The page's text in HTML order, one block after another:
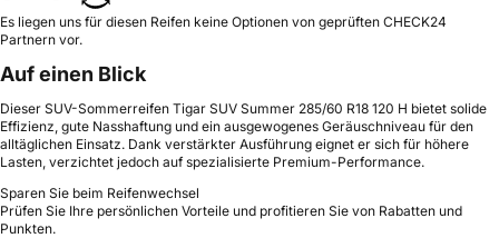
Es liegen uns für diesen Reifen keine Optionen von geprüften CHECK24
Partnern vor.
Auf einen Blick
Dieser SUV-Sommerreifen Tigar SUV Summer 285/60 R18 120 H bietet solide
Effizienz, gute Nasshaftung und ein ausgewogenes Geräuschniveau für den
alltäglichen Einsatz. Dank verstärkter Ausführung eignet er sich für höhere
Lasten, verzichtet jedoch auf spezialisierte Premium-Performance.
Sparen Sie beim Reifenwechsel
Prüfen Sie Ihre persönlichen Vorteile und profitieren Sie von Rabatten und
Punkten.